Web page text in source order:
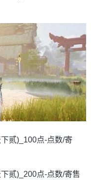
贰)_100点-点数/寄
贰)_200点-点数/寄售